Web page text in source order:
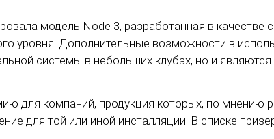
модель Node 3, разработанная в
уровня. Дополнительные возможности в
системы в небольших клубах, но и
для компаний, продукция которых, по мнению
для той или иной инсталляции. В списке